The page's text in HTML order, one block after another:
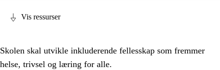
Vis ressurser
Skolen skal utvikle inkluderende fellesskap som fremmer
helse, trivsel og læring for alle.